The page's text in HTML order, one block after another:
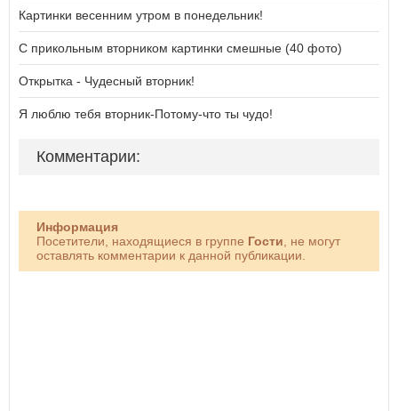
Картинки весенним утром в понедельник!
С прикольным вторником картинки смешные (40 фото)
Открытка - Чудесный вторник!
Я люблю тебя вторник-Потому-что ты чудо!
Комментарии:
Информация
Посетители, находящиеся в группе Гости, не могут
оставлять комментарии к данной публикации.